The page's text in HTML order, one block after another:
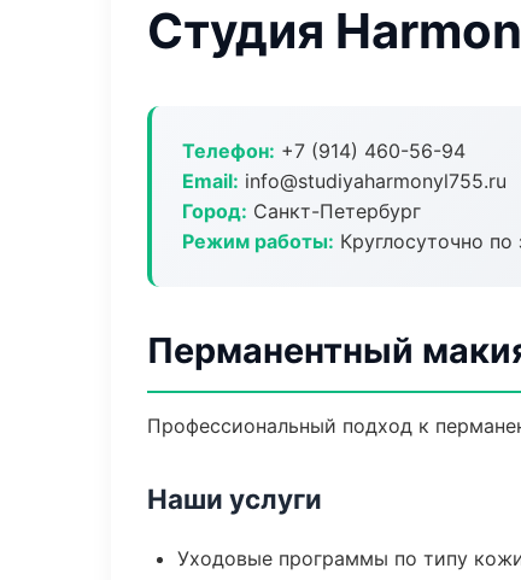
Студия
Телефон: +7 (914) 460-56-94
Email: info@studiyaharmonyl755.ru
Город: Санкт-Петербург
Режим работы: Круглосуточно по
Перманентный
Профессиональный подход к
Наши услуги
Уходовые программы по типу